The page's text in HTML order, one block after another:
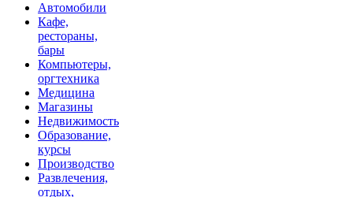
Автомобили
Кафе,
рестораны,
бары
Компьютеры,
оргтехника
Медицина
Магазины
Недвижимость
Образование,
курсы
Производство
Развлечения,
отдых,